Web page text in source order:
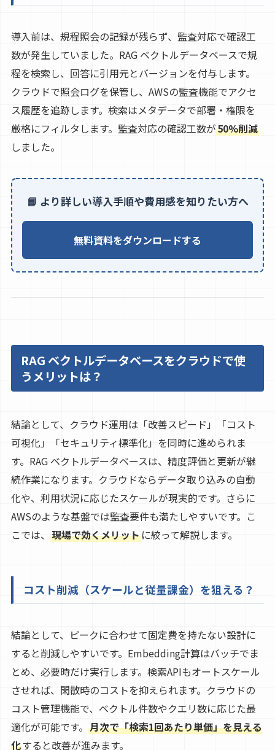
導入前は、規程照会の記録が残らず、監査対応で確認工
数が発生していました。RAG ベクトルデータベースで規
程を検索し、回答に引用元とバージョンを付与します。
クラウドで照会ログを保管し、AWSの監査機能でアクセ
ス履歴を追跡します。検索はメタデータで部署・権限を
厳格にフィルタします。監査対応の確認工数が50%削減
しました。
📘 より詳しい導入手順や費用感を知りたい方へ
無料資料をダウンロードする
RAG ベクトルデータベースをクラウドで使
うメリットは？
結論として、クラウド運用は「改善スピード」「コスト
可視化」「セキュリティ標準化」を同時に進められま
す。RAG ベクトルデータベースは、精度評価と更新が継
続作業になります。クラウドならデータ取り込みの自動
化や、利用状況に応じたスケールが現実的です。さらに
AWSのような基盤では監査要件も満たしやすいです。こ
こでは、 現場で効くメリットに絞って解説します。
コスト削減（スケールと従量課金）を狙える？
結論として、ピークに合わせて固定費を持たない設計に
すると削減しやすいです。Embedding計算はバッチでま
とめ、必要時だけ実行します。検索APIもオートスケール
させれば、閑散時のコストを抑えられます。クラウドの
コスト管理機能で、ベクトル件数やクエリ数に応じた最
適化が可能です。 月次で「検索1回あたり単価」を見える
化すると改善が進みます。